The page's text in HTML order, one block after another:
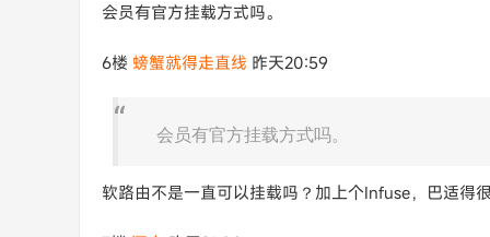
会员有官方挂载方式吗。
6楼 螃蟹就得走直线 昨天20:59
会员有官方挂载方式吗。
软路由不是一直可以挂载吗？加上个Infuse，巴适得很